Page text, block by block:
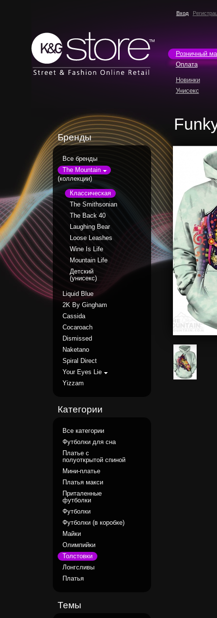
Вход
Розничный
Оплата
Новинки
Унисекс
Бренды
Все бренды
The Mountain
(коллекции)
Классическая
The Smithsonian
The Back 40
Laughing Bear
Loose Leashes
Wine Is Life
Mountain Life
Детский
(унисекс)
Liquid Blue
2K By Gingham
Cassida
Cocaroach
Dismissed
Naketano
Spiral Direct
Your Eyes Lie
Yizzam
Категории
Все категории
Футболки для сна
Платье с
полуоткрытой спиной
Мини-платье
Платья макси
Приталенные
футболки
Футболки
Футболки (в коробке)
Майки
Олимпийки
Толстовки
Лонгсливы
Платья
Темы